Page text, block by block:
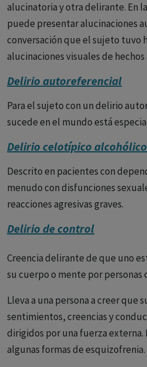
alucinatoria y otra delirante. En
puede presentar alucinaciones
conversación que el sujeto tuvo
alucinaciones visuales de hechos
Delirio autoreferencial
Para el sujeto con un delirio
sucede en el mundo está
Delirio celotípico alcohólico
Descrito en pacientes con
menudo con disfunciones
reacciones agresivas graves.
Delirio de control
Creencia delirante de que uno
su cuerpo o mente por personas
Lleva a una persona a creer que
sentimientos, creencias y
dirigidos por una fuerza externa.
algunas formas de esquizofrenia.